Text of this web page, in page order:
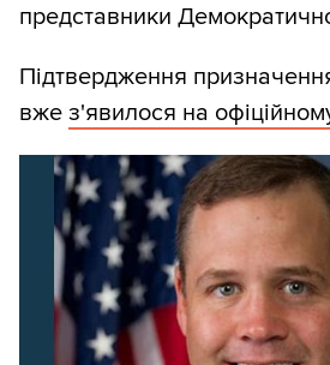
представники
Підтвердження
вже з'явилося на